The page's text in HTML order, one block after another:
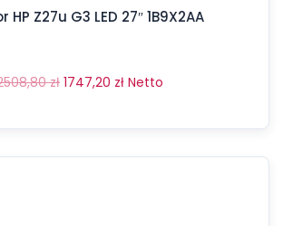
HP Z27u G3 LED 27″ 1B9X2AA
zł 1747,20 zł Netto